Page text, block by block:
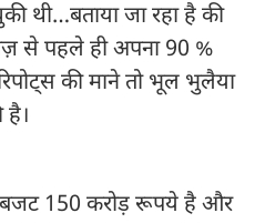
थी…बताया जा रहा है की
से पहले ही अपना 90 %
की माने तो भूल भुलैया
है।
150 करोड़ रूपये है और